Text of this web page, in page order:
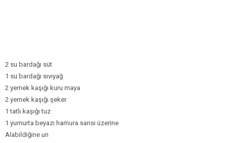
2 su bardağı süt
1 su bardağı sıvıyağ
2 yemek kaşığı kuru maya
2 yemek kaşığı şeker
1 tatlı kaşığı tuz
1 yumurta beyazı hamura sarısı üzerine
Alabildiğine un